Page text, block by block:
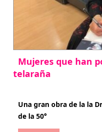
Mujeres que han
telaraña
Una gran obra de la la
de la 50°